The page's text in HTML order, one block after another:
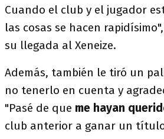
Cuando el club y el jugador
las cosas se hacen
su llegada al Xeneize.
Además, también le tiró un
no tenerlo en cuenta y
"Pasé de que me hayan
club anterior a ganar un